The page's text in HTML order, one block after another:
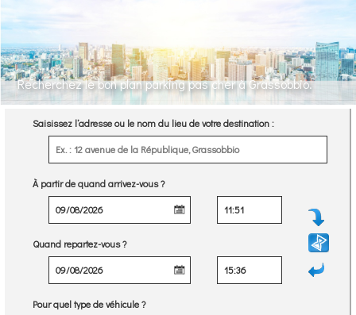
Recherchez le bon plan parking pas cher à Grassobbio.
Saisissez l’adresse ou le nom du lieu de votre destination :
À partir de quand arrivez-vous ?
Quand repartez-vous ?
Pour quel type de véhicule ?